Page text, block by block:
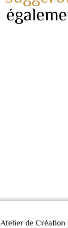
Atelier de Création